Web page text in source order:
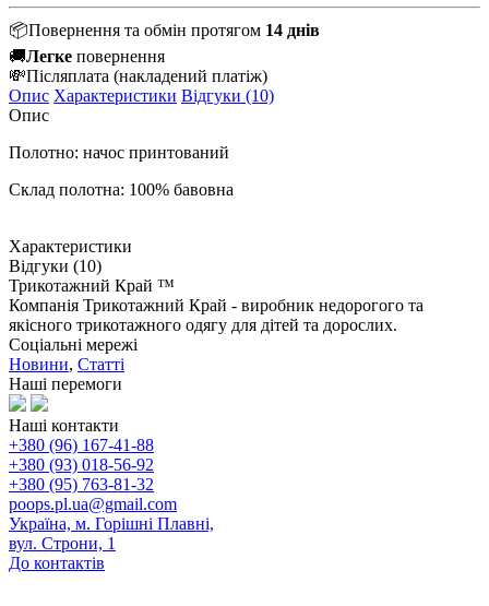
📦Повернення та обмін протягом 14 днів
🚚Легке повернення
💸Післяплата (накладений платіж)
Опис Характеристики Відгуки (10)
Опис
Полотно: начос принтований
Склад полотна: 100% бавовна
Характеристики
Відгуки (10)
Трикотажний Край ™
Компанія Трикотажний Край - виробник недорогого та
якісного трикотажного одягу для дітей та дорослих.
Соціальні мережі
Новини, Статті
Наші перемоги
Наші контакти
+380 (96) 167-41-88
+380 (93) 018-56-92
+380 (95) 763-81-32
poops.pl.ua@gmail.com
Україна, м. Горішні Плавні,
вул. Строни, 1
До контактів